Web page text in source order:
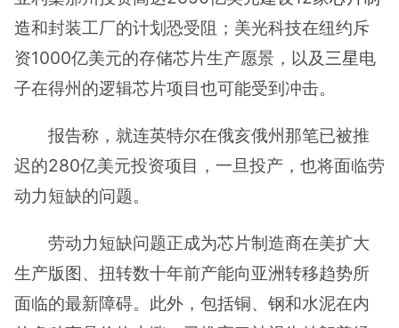
造和封装工厂的计划恐受阻；美光科技在纽约斥
资1000亿美元的存储芯片生产愿景，以及三星电
子在得州的逻辑芯片项目也可能受到冲击。
报告称，就连英特尔在俄亥俄州那笔已被推
迟的280亿美元投资项目，一旦投产，也将面临劳
动力短缺的问题。
劳动力短缺问题正成为芯片制造商在美扩大
生产版图、扭转数十年前产能向亚洲转移趋势所
面临的最新障碍。此外，包括铜、钢和水泥在内